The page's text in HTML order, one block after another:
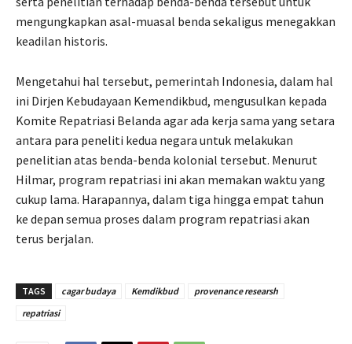
mengungkapkan asal-muasal benda sekaligus menegakkan
keadilan historis.
Mengetahui hal tersebut, pemerintah Indonesia, dalam hal
ini Dirjen Kebudayaan Kemendikbud, mengusulkan kepada
Komite Repatriasi Belanda agar ada kerja sama yang setara
antara para peneliti kedua negara untuk melakukan
penelitian atas benda-benda kolonial tersebut. Menurut
Hilmar, program repatriasi ini akan memakan waktu yang
cukup lama. Harapannya, dalam tiga hingga empat tahun
ke depan semua proses dalam program repatriasi akan
terus berjalan.
TAGS cagar budaya Kemdikbud
provenance researsh
repatriasi